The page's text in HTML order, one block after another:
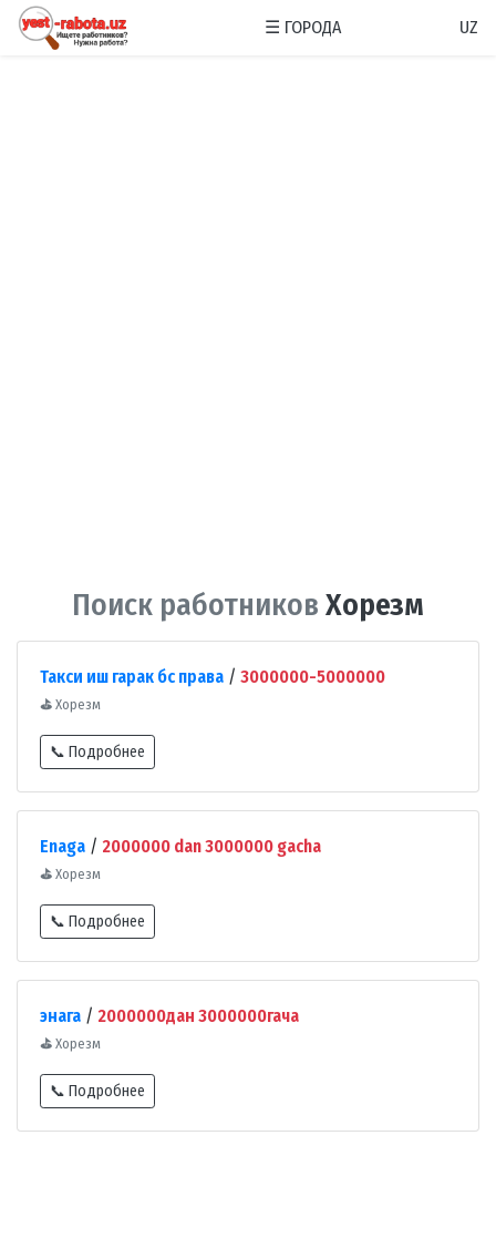
☰ ГОРОДА UZ
Поиск работников Хорезм
Такси иш гарак бс права / 3000000-5000000
⛳ Хорезм
📞 Подробнее
Enaga / 2000000 dan 3000000 gacha
⛳ Хорезм
📞 Подробнее
энага / 2000000дан 3000000гача
⛳ Хорезм
📞 Подробнее